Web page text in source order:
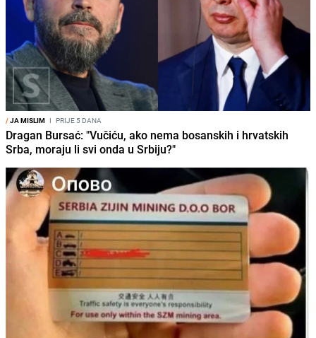
/JA MISLIM I PRIJE 5 DANA
Dragan Bursać: "Vučiću, ako nema bosanskih i hrvatskih
Srba, moraju li svi onda u Srbiju?"